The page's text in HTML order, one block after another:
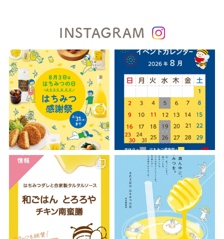
INSTAGRAM